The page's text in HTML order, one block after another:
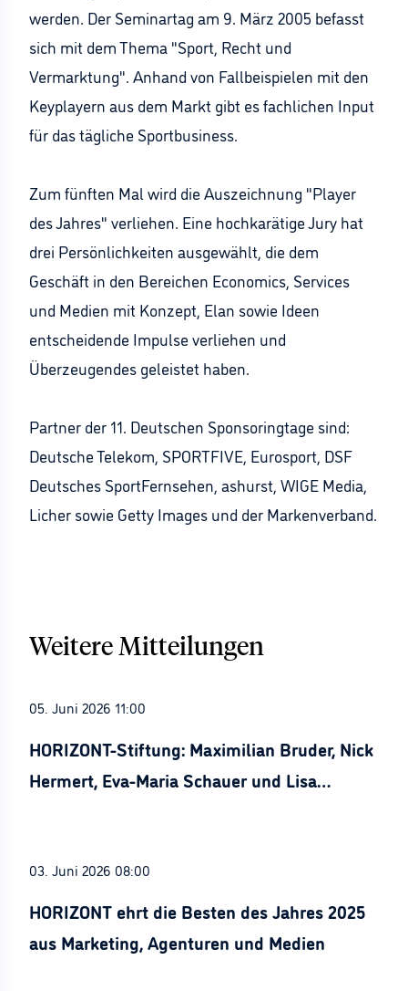
werden. Der Seminartag am 9. März 2005 befasst
sich mit dem Thema "Sport, Recht und
Vermarktung". Anhand von Fallbeispielen mit den
Keyplayern aus dem Markt gibt es fachlichen Input
für das tägliche Sportbusiness.
Zum fünften Mal wird die Auszeichnung "Player
des Jahres" verliehen. Eine hochkarätige Jury hat
drei Persönlichkeiten ausgewählt, die dem
Geschäft in den Bereichen Economics, Services
und Medien mit Konzept, Elan sowie Ideen
entscheidende Impulse verliehen und
Überzeugendes geleistet haben.
Partner der 11. Deutschen Sponsoringtage sind:
Deutsche Telekom, SPORTFIVE, Eurosport, DSF
Deutsches SportFernsehen, ashurst, WIGE Media,
Licher sowie Getty Images und der Markenverband.
Weitere Mitteilungen
05. Juni 2026 11:00
HORIZONT-Stiftung: Maximilian Bruder, Nick
Hermert, Eva-Maria Schauer und Lisa
03. Juni 2026 08:00
HORIZONT ehrt die Besten des Jahres 2025
aus Marketing, Agenturen und Medien